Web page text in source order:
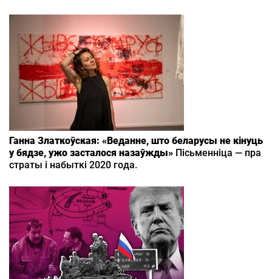
Ганна Златкоўская: «Веданне, што беларусы не кінуць
у бядзе, ужо засталося назаўжды» Пісьменніца — пра
страты і набыткі 2020 года.